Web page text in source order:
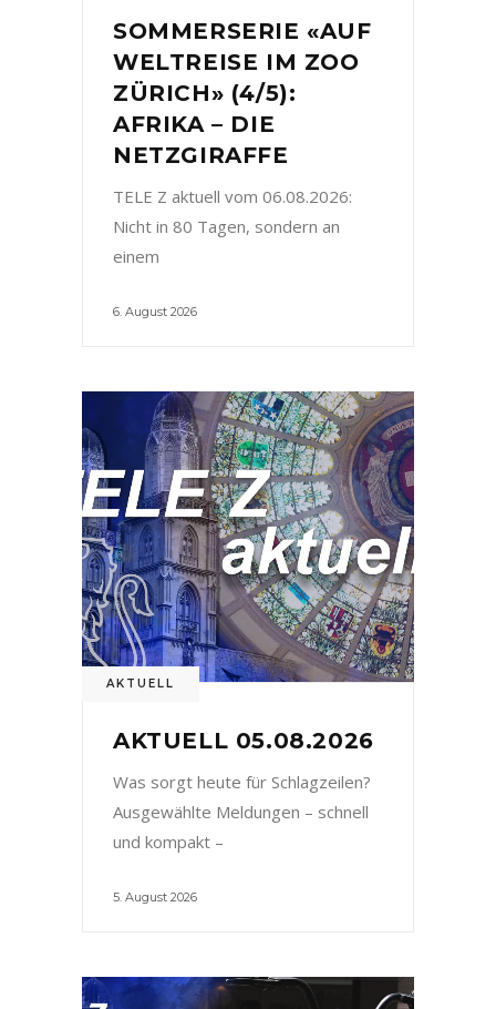
SOMMERSERIE «AUF
WELTREISE IM ZOO
ZÜRICH» (4/5):
AFRIKA – DIE
NETZGIRAFFE
TELE Z aktuell vom 06.08.2026:
Nicht in 80 Tagen, sondern an
einem
6. August 2026
AKTUELL
AKTUELL 05.08.2026
Was sorgt heute für Schlagzeilen?
Ausgewählte Meldungen – schnell
und kompakt –
5. August 2026